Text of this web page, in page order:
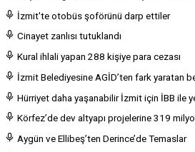
İzmit'te otobüs şoförünü darp ettiler
Cinayet zanlısı tutuklandı
Kural ihlali yapan 288 kişiye para cezası
İzmit Belediyesine AGİD’ten fark yaratan
Hürriyet daha yaşanabilir İzmit için İBB ile
Körfez’de dev altyapı projelerine 319
Aygün ve Ellibeş’ten Derince’de Temaslar